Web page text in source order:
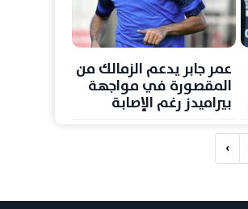
عمر جابر يدعم الزمالك من
المقصورة في مواجهة
بيراميدز رغم الإصابة
›